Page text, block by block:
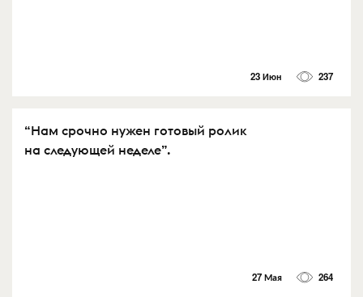
23 Июн 237
“Нам срочно нужен готовый ролик
на следующей неделе”.
27 Мая 264